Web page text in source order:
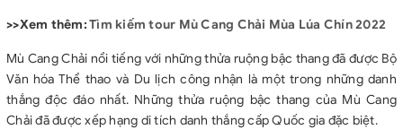
>>Xem thêm:Tìm kiếm tour Mù Cang Chải Mùa Lúa Chín 2022
Mù Cang Chải nổi tiếng với những thửa ruộng bậc thang đã được Bộ
Văn hóa Thể thao và Du lịch công nhận là một trong những danh
thắng độc đáo nhất. Những thửa ruộng bậc thang của Mù Cang
Chải đã được xếp hạng di tích danh thắng cấp Quốc gia đặc biệt.